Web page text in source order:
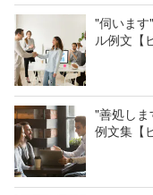
"伺いま
ル例文【
"善処し
例文集【